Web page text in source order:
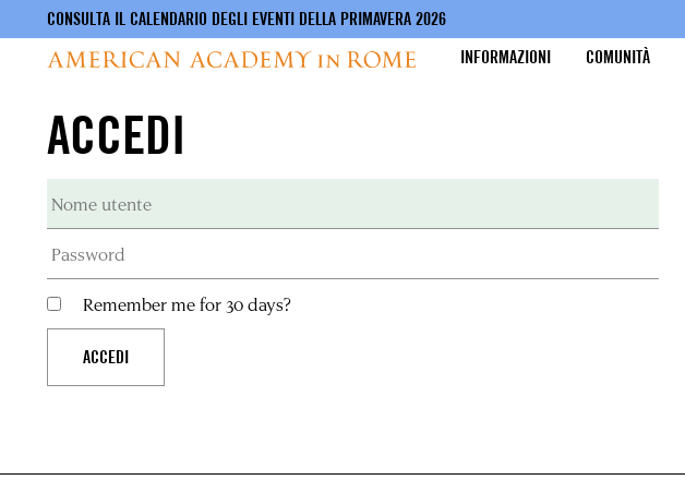
contenuto
principale
CONSULTA IL CALENDARIO DEGLI EVENTI DELLA PRIMAVERA 2026
INFORMAZIONI
COMUNITÀ
ACCEDI
Remember me for 30 days?